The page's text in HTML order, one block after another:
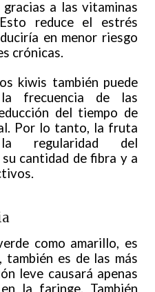
a las vitaminas
reduce el estrés
en menor riesgo
crónicas.
kiwis también puede
frecuencia de las
del tiempo de
Por lo tanto, la fruta
regularidad del
cantidad de fibra y a
como amarillo, es
también es de las más
leve causará apenas
la faringe. También